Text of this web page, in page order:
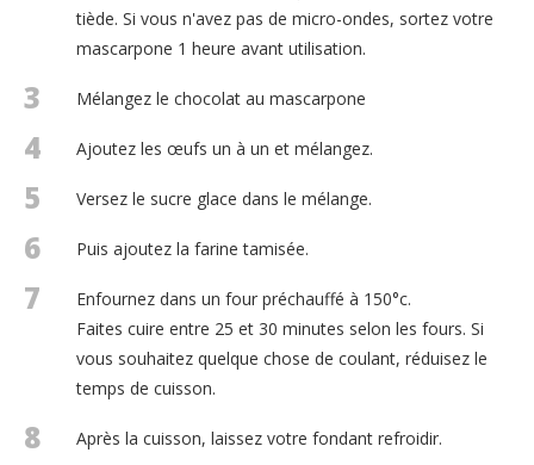
tiède. Si vous n'avez pas de micro-ondes, sortez votre
mascarpone 1 heure avant utilisation.
3 Mélangez le chocolat au mascarpone
4 Ajoutez les œufs un à un et mélangez.
5 Versez le sucre glace dans le mélange.
6 Puis ajoutez la farine tamisée.
7
Enfournez dans un four préchauffé à 150°c.
Faites cuire entre 25 et 30 minutes selon les fours. Si
vous souhaitez quelque chose de coulant, réduisez le
temps de cuisson.
8 Après la cuisson, laissez votre fondant refroidir.